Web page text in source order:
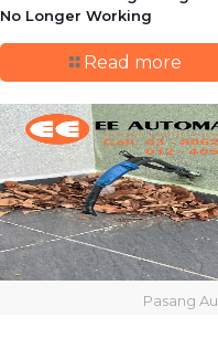
No Longer Working
Read more
Pasang